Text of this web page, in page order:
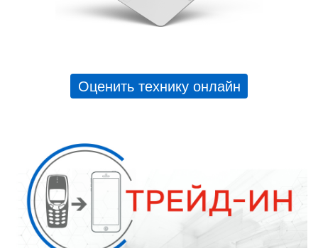
Оценить технику онлайн